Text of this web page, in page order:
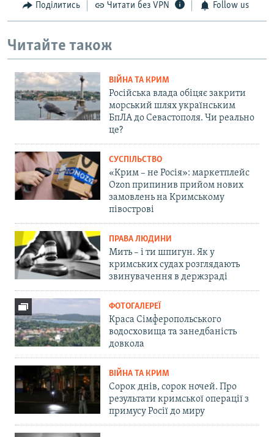
Поділитись Читати без VPN Follow us
Читайте також
ВІЙНА ТА КРИМ
Російська влада обіцяє закрити
морський шлях українським
БпЛА до Севастополя. Чи реально
це?
СУСПІЛЬСТВО
«Крим – не Росія»: маркетплейс
Ozon припинив прийом нових
замовлень на Кримському
півострові
ПРАВА ЛЮДИНИ
Мить – і ти шпигун. Як у
кримських судах розглядають
звинувачення в держзраді
ФОТОГАЛЕРЕЇ
Краса Сімферопольського
водосховища та занедбаність
довкола
ВІЙНА ТА КРИМ
Сорок днів, сорок ночей. Про
результати кримської операції з
примусу Росії до миру